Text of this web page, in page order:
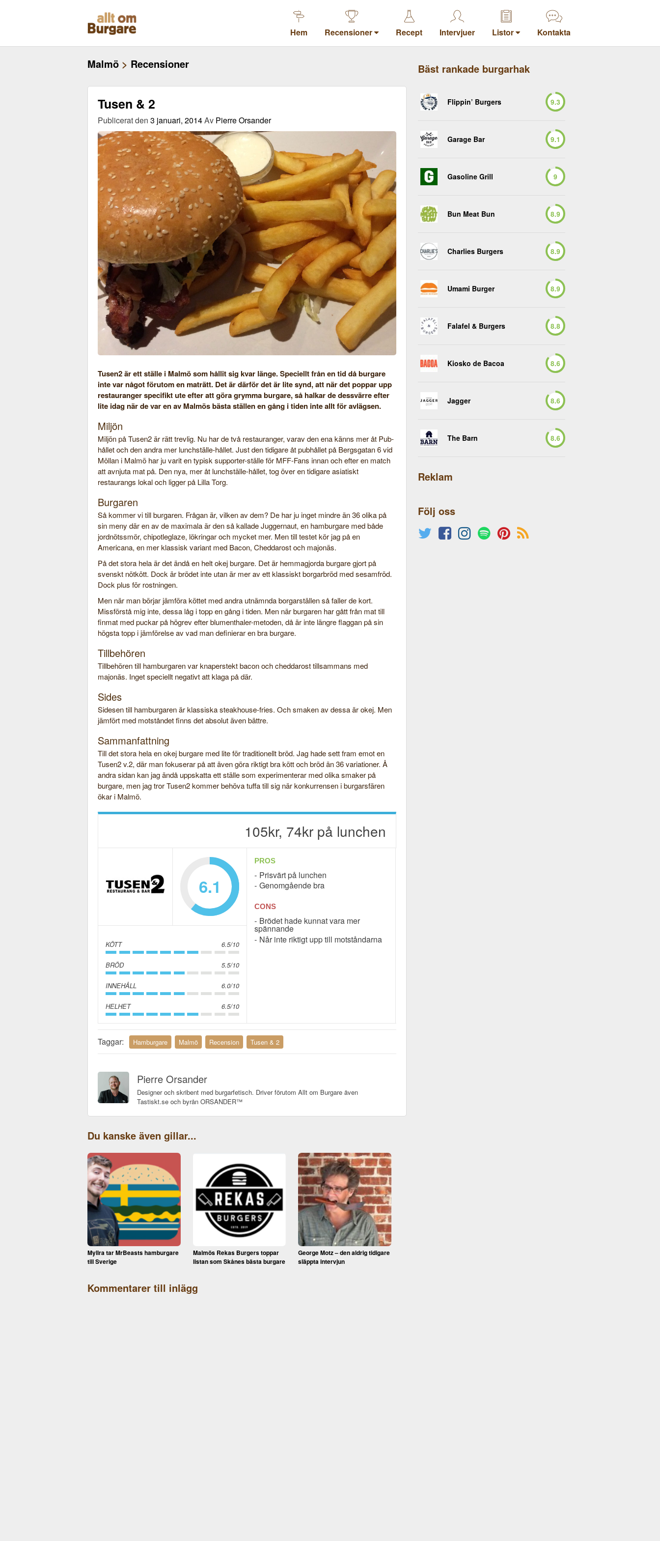
Hem Recensioner Recept Intervjuer Listor Kontakta
Malmö > Recensioner
Tusen & 2
Publicerat den 3 januari, 2014Av Pierre Orsander
Tusen2 är ett ställe i Malmö som hållit sig kvar länge. Speciellt från en tid då burgare
inte var något förutom en maträtt. Det är därför det är lite synd, att när det poppar upp
restauranger specifikt ute efter att göra grymma burgare, så halkar de dessvärre efter
lite idag när de var en av Malmös bästa ställen en gång i tiden inte allt för avlägsen.
Miljön
Miljön på Tusen2 är rätt trevlig. Nu har de två restauranger, varav den ena känns mer åt Pub-
hållet och den andra mer lunchställe-hållet. Just den tidigare åt pubhållet på Bergsgatan 6 vid
Möllan i Malmö har ju varit en typisk supporter-ställe för MFF-Fans innan och efter en match
att avnjuta mat på. Den nya, mer åt lunchställe-hållet, tog över en tidigare asiatiskt
restaurangs lokal och ligger på Lilla Torg.
Burgaren
Så kommer vi till burgaren. Frågan är, vilken av dem? De har ju inget mindre än 36 olika på
sin meny där en av de maximala är den så kallade Juggernaut, en hamburgare med både
jordnötssmör, chipotleglaze, lökringar och mycket mer. Men till testet kör jag på en
Americana, en mer klassisk variant med Bacon, Cheddarost och majonäs.
På det stora hela är det ändå en helt okej burgare. Det är hemmagjorda burgare gjort på
svenskt nötkött. Dock är brödet inte utan är mer av ett klassiskt borgarbröd med sesamfröd.
Dock plus för rostningen.
Men när man börjar jämföra köttet med andra utnämnda borgarställen så faller de kort.
Missförstå mig inte, dessa låg i topp en gång i tiden. Men när burgaren har gått från mat till
finmat med puckar på högrev efter blumenthaler-metoden, då är inte längre flaggan på sin
högsta topp i jämförelse av vad man definierar en bra burgare.
Tillbehören
Tillbehören till hamburgaren var knaperstekt bacon och cheddarost tillsammans med
majonäs. Inget speciellt negativt att klaga på där.
Sides
Sidesen till hamburgaren är klassiska steakhouse-fries. Och smaken av dessa är okej. Men
jämfört med motståndet finns det absolut även bättre.
Sammanfattning
Till det stora hela en okej burgare med lite för traditionellt bröd. Jag hade sett fram emot en
Tusen2 v.2, där man fokuserar på att även göra riktigt bra kött och bröd än 36 variationer. Å
andra sidan kan jag ändå uppskatta ett ställe som experimenterar med olika smaker på
burgare, men jag tror Tusen2 kommer behöva tuffa till sig när konkurrensen i burgarsfären
ökar i Malmö.
105kr, 74kr på lunchen
6.1
KÖTT 6.5/10
BRÖD 5.5/10
INNEHÅLL 6.0/10
HELHET 6.5/10
PROS
Prisvärt på lunchen
Genomgående bra
CONS
Brödet hade kunnat vara mer
spännande
Når inte riktigt upp till motståndarna
Taggar: Hamburgare Malmö Recension Tusen & 2
Pierre Orsander
Designer och skribent med burgarfetisch. Driver förutom Allt om Burgare även
Tastiskt.se och byrån ORSANDER™
Du kanske även gillar...
Myllra tar MrBeasts hamburgare
till Sverige
Malmös Rekas Burgers toppar
listan som Skånes bästa burgare
George Motz – den aldrig tidigare
släppta intervjun
Kommentarer till inlägg
Bäst rankade burgarhak
Flippin’ Burgers 9.3
Garage Bar 9.1
Gasoline Grill 9
Bun Meat Bun 8.9
Charlies Burgers 8.9
Umami Burger 8.9
Falafel & Burgers 8.8
Kiosko de Bacoa 8.6
Jagger 8.6
The Barn 8.6
Reklam
Följ oss